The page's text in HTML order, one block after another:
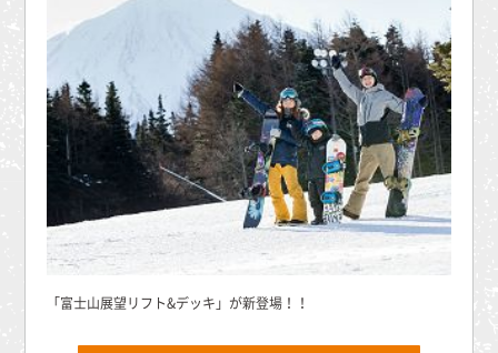
「富士山展望リフト&デッキ」が新登場！！